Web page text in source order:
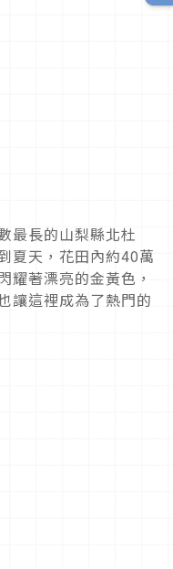
最長的山梨縣北杜
夏天，花田內約40萬
耀著漂亮的金黃色，
讓這裡成為了熱門的